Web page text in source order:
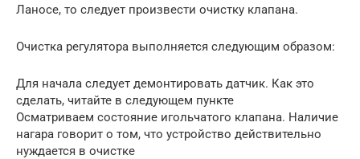
Ланосе, то следует произвести очистку клапана.
Очистка регулятора выполняется следующим образом:
Для начала следует демонтировать датчик. Как это
сделать, читайте в следующем пункте
Осматриваем состояние игольчатого клапана. Наличие
нагара говорит о том, что устройство действительно
нуждается в очистке